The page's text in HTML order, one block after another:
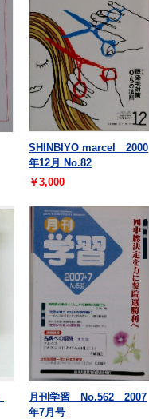
SHINBIYO marcel 2000
年12月 No.82
￥3,000
月刊学習 No.562 2007
年7月号